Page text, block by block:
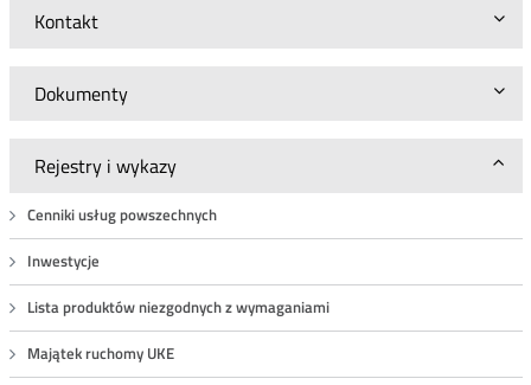
Kontakt
Dokumenty
Rejestry i wykazy
Cenniki usług powszechnych
Inwestycje
Lista produktów niezgodnych z wymaganiami
Majątek ruchomy UKE